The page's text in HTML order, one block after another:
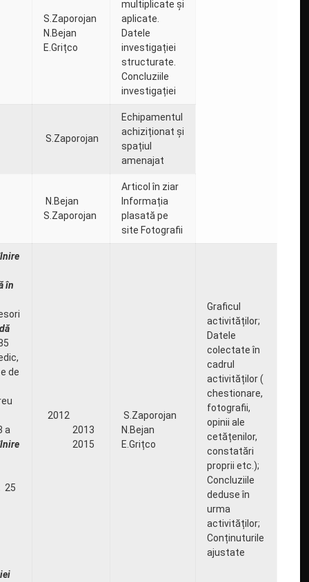
S.Zaporojan
N.Bejan
E.Grițco
multiplicate și
aplicate.
Datele
investigației
structurate.
Concluziile
investigației
S.Zaporojan
Echipamentul
achiziționat și
spațiul
amenajat
N.Bejan
S.Zaporojan
Articol în ziar
Informația
plasată pe
site Fotografii
în
de
a
25
2012
2013
2015
S.Zaporojan
N.Bejan
E.Grițco
Graficul
activităților;
Datele
colectate în
cadrul
activităților (
chestionare,
fotografii,
opinii ale
cetățenilor,
constatări
proprii etc.);
Concluziile
deduse în
urma
activităților;
Conținuturile
ajustate